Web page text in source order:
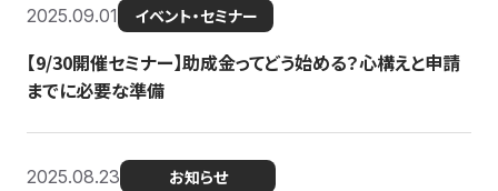
2025.09.01 イベント・セミナー
【9/30開催セミナー】助成金ってどう始める？心構えと申請
までに必要な準備
2025.08.23 お知らせ